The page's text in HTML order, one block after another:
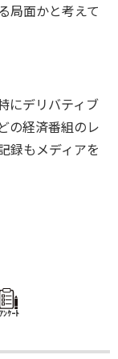
局面かと考えて
にデリバティブ
の経済番組のレ
録もメディアを
ｱﾝｹｰﾄ